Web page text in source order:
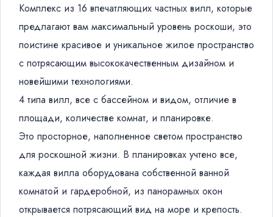
Комплекс из 16 впечатляющих частных вилл, которые
предлагают вам максимальный уровень роскоши, это
поистине красивое и уникальное жилое пространство
с потрясающим высококачественным дизайном и
новейшими технологиями.
4 типа вилл, все с бассейном и видом, отличие в
площади, количестве комнат, и планировке.
Это просторное, наполненное светом пространство
для роскошной жизни. В планировках учтено все,
каждая вилла оборудована собственной ванной
комнатой и гардеробной, из панорамных окон
открывается потрясающий вид на море и крепость.